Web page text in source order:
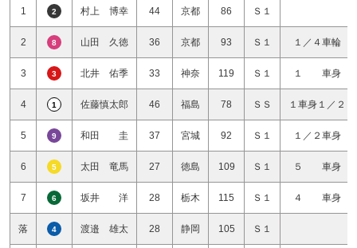
1 2 村上 博幸 44 京都 86 Ｓ１
2 8 山田 久徳 36 京都 93 Ｓ１ １／４車輪
3 3 北井 佑季 33 神奈 119 Ｓ１ １ 車身
4 1 佐藤慎太郎 46 福島 78 ＳＳ １車身１／２
5 9 和田 圭 37 宮城 92 Ｓ１ １／２車身
6 5 太田 竜馬 27 徳島 109 Ｓ１ ５ 車身
7 6 坂井 洋 28 栃木 115 Ｓ１ ４ 車身
落 4 渡邉 雄太 28 静岡 105 Ｓ１